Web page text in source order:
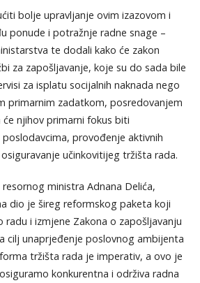
bolje upravljanje ovim izazovom i
ponude i potražnje radne snage –
te dodali kako će zakon
za zapošljavanje, koje su do sada bile
za isplatu socijalnih naknada nego
primarnim zadatkom, posredovanjem
će njihov primarni fokus biti
provođenje aktivnih
učinkovitijeg tržišta rada.
ministra Adnana Delića,
dio je šireg reformskog paketa koji
radu i izmjene Zakona o zapošljavanju
cilj unaprjeđenje poslovnog ambijenta
tržišta rada je imperativ, a ovo je
konkurentna i održiva radna